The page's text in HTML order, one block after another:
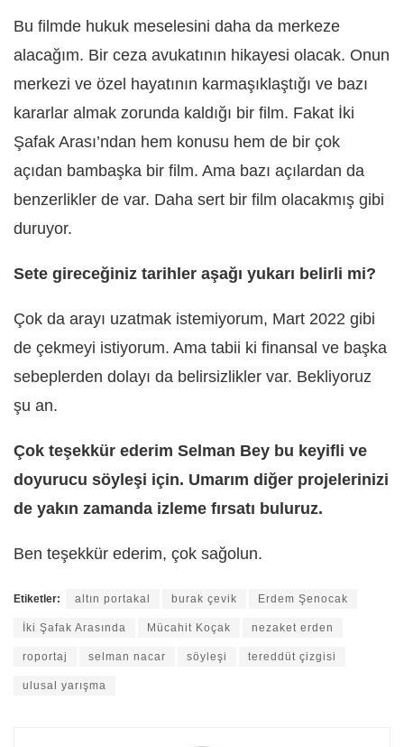
Bu filmde hukuk meselesini daha da merkeze
alacağım. Bir ceza avukatının hikayesi olacak. Onun
merkezi ve özel hayatının karmaşıklaştığı ve bazı
kararlar almak zorunda kaldığı bir film. Fakat İki
Şafak Arası’ndan hem konusu hem de bir çok
açıdan bambaşka bir film. Ama bazı açılardan da
benzerlikler de var. Daha sert bir film olacakmış gibi
duruyor.
Sete gireceğiniz tarihler aşağı yukarı belirli mi?
Çok da arayı uzatmak istemiyorum, Mart 2022 gibi
de çekmeyi istiyorum. Ama tabii ki finansal ve başka
sebeplerden dolayı da belirsizlikler var. Bekliyoruz
şu an.
Çok teşekkür ederim Selman Bey bu keyifli ve
doyurucu söyleşi için. Umarım diğer projelerinizi
de yakın zamanda izleme fırsatı buluruz.
Ben teşekkür ederim, çok sağolun.
Etiketler: altın portakal burak çevik Erdem Şenocak
İki Şafak Arasında Mücahit Koçak nezaket erden
roportaj selman nacar söyleşi tereddüt çizgisi
ulusal yarışma